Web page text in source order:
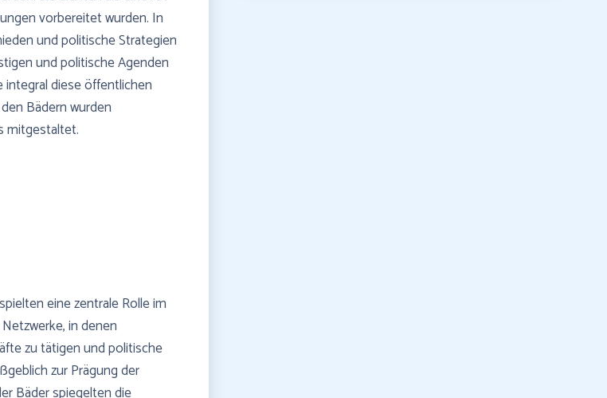
vorbereitet wurden. In
und politische Strategien
und politische Agenden
integral diese öffentlichen
Bädern wurden
mitgestaltet.
eine zentrale Rolle im
in denen
zu tätigen und politische
zur Prägung der
Bäder spiegelten die